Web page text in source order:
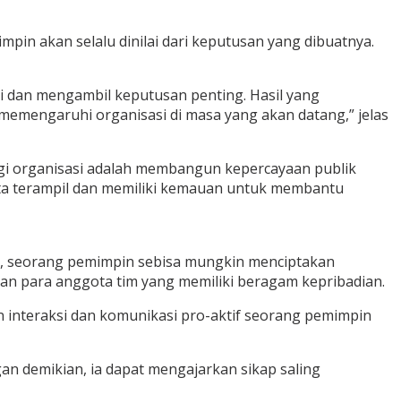
akan selalu dinilai dari keputusan yang dibuatnya.
mengambil keputusan penting. Hasil yang
organisasi di masa yang akan datang,” jelas
organisasi adalah membangun kepercayaan publik
terampil dan memiliki kemauan untuk membantu
pemimpin sebisa mungkin menciptakan
para anggota tim yang memiliki beragam kepribadian.
interaksi dan komunikasi pro-aktif seorang pemimpin
demikian, ia dapat mengajarkan sikap saling